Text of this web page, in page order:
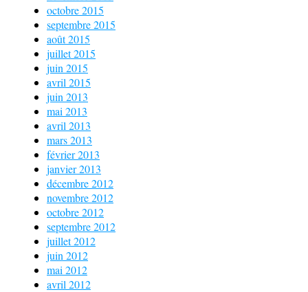
octobre 2015
septembre 2015
août 2015
juillet 2015
juin 2015
avril 2015
juin 2013
mai 2013
avril 2013
mars 2013
février 2013
janvier 2013
décembre 2012
novembre 2012
octobre 2012
septembre 2012
juillet 2012
juin 2012
mai 2012
avril 2012